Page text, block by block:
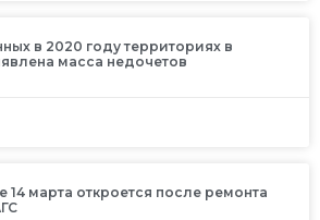
в 2020 году территориях в
масса недочетов
14 марта откроется после ремонта